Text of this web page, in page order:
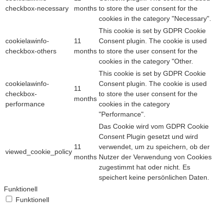
checkbox-necessary
months to store the user consent for the
cookies in the category "Necessary".
cookielawinfo-
checkbox-others
11
months
This cookie is set by GDPR Cookie
Consent plugin. The cookie is used
to store the user consent for the
cookies in the category "Other.
cookielawinfo-
checkbox-
performance
11
months
This cookie is set by GDPR Cookie
Consent plugin. The cookie is used
to store the user consent for the
cookies in the category
"Performance".
viewed_cookie_policy
11
months
Das Cookie wird vom GDPR Cookie
Consent Plugin gesetzt und wird
verwendet, um zu speichern, ob der
Nutzer der Verwendung von Cookies
zugestimmt hat oder nicht. Es
speichert keine persönlichen Daten.
Funktionell
Funktionell